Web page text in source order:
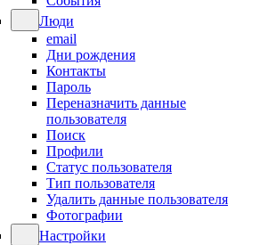
Люди
email
Дни рождения
Контакты
Пароль
Переназначить данные
пользователя
Поиск
Профили
Статус пользователя
Тип пользователя
Удалить данные пользователя
Фотографии
Настройки